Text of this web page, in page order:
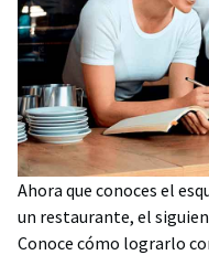
Ahora que conoces el
un restaurante, el
Conoce cómo lograrlo